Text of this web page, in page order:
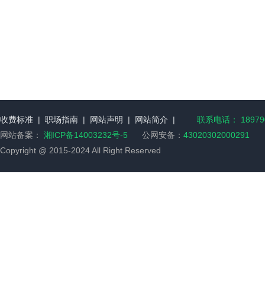
收费标准 | 职场指南 | 网站声明 | 网站简介 |
联系电话：
网站备案： 湘ICP备14003232号-5 公网安备： 43020302000291
Copyright @ 2015-2024 All Right Reserved